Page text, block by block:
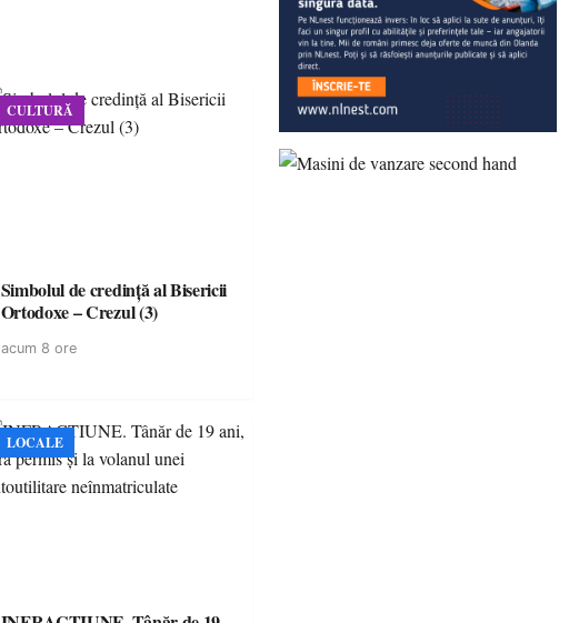
CULTURĂ
Simbolul de credinţă al Bisericii
Ortodoxe – Crezul (3)
acum 8 ore
LOCALE